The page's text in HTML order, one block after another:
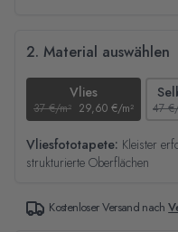
2. Material auswählen
Vlies
37 €/m² 29,60 €/m² 47
Vliesfototapete: Kleister
strukturierte Oberflächen
Kostenloser Versand nach